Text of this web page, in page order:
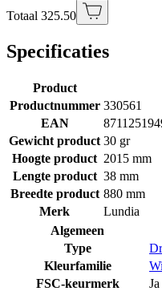
Totaal 325.50
Specificaties
Product
Productnummer 330561
EAN
Gewicht product 30 gr
Hoogte product 2015 mm
Lengte product 38 mm
Breedte product 880 mm
Merk
Lundia
Algemeen
Type
Kleurfamilie
FSC-keurmerk
Ja